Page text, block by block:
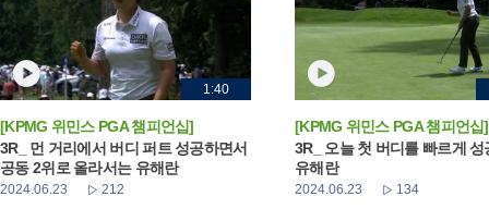
1:40
[KPMG 위민스 PGA 챔피언십]
3R_ 먼 거리에서 버디 퍼트 성공하면서
공동 2위로 올라서는 유해란
2024.06.23 212
[KPMG 위민스 PGA 챔피언십]
3R_ 오늘 첫 버디를 빠르게 성
유해란
2024.06.23 134